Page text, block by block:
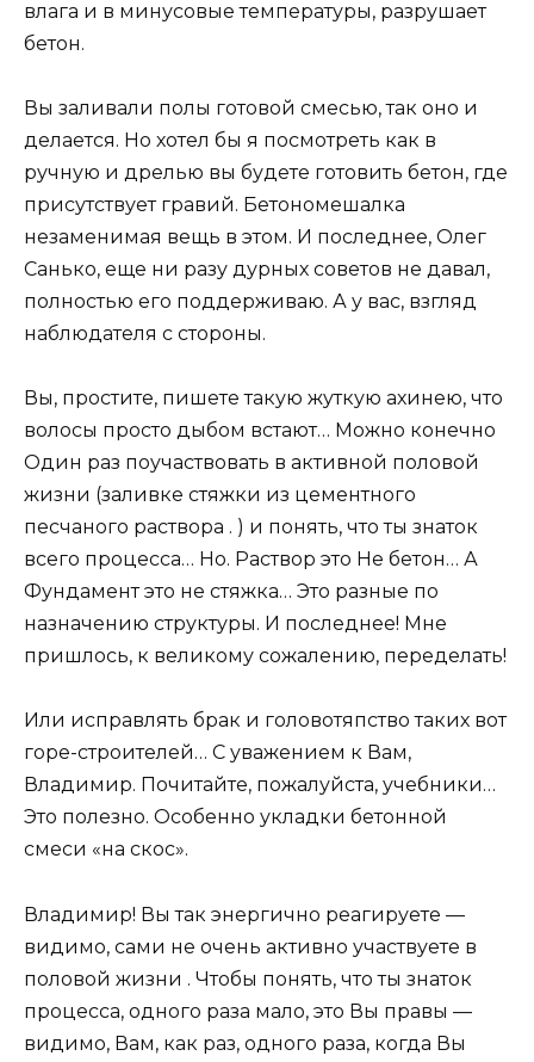
влага и в минусовые температуры, разрушает
бетон.
Вы заливали полы готовой смесью, так оно и
делается. Но хотел бы я посмотреть как в
ручную и дрелью вы будете готовить бетон, где
присутствует гравий. Бетономешалка
незаменимая вещь в этом. И последнее, Олег
Санько, еще ни разу дурных советов не давал,
полностью его поддерживаю. А у вас, взгляд
наблюдателя с стороны.
Вы, простите, пишете такую жуткую ахинею, что
волосы просто дыбом встают… Можно конечно
Один раз поучаствовать в активной половой
жизни (заливке стяжки из цементного
песчаного раствора . ) и понять, что ты знаток
всего процесса… Но. Раствор это Не бетон… А
Фундамент это не стяжка… Это разные по
назначению структуры. И последнее! Мне
пришлось, к великому сожалению, переделать!
Или исправлять брак и головотяпство таких вот
горе-строителей… С уважением к Вам,
Владимир. Почитайте, пожалуйста, учебники…
Это полезно. Особенно укладки бетонной
смеси «на скос».
Владимир! Вы так энергично реагируете —
видимо, сами не очень активно участвуете в
половой жизни . Чтобы понять, что ты знаток
процесса, одного раза мало, это Вы правы —
видимо, Вам, как раз, одного раза, когда Вы